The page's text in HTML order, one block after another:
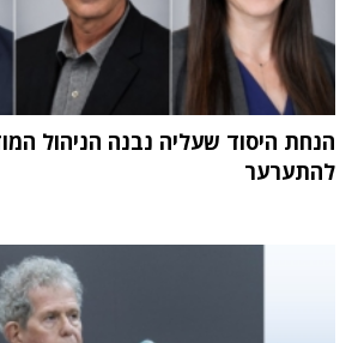
הנחת היסוד שעליה נבנה הניהול
להתערער